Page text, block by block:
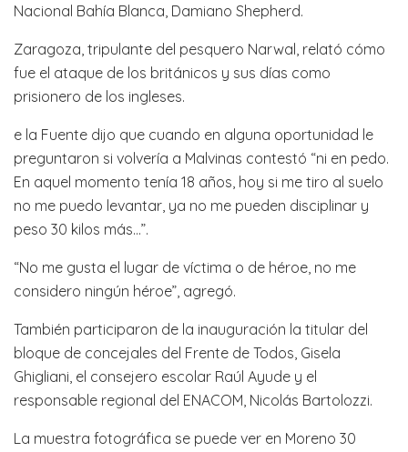
Nacional Bahía Blanca, Damiano Shepherd.
Zaragoza, tripulante del pesquero Narwal, relató cómo
fue el ataque de los británicos y sus días como
prisionero de los ingleses.
e la Fuente dijo que cuando en alguna oportunidad le
preguntaron si volvería a Malvinas contestó “ni en pedo.
En aquel momento tenía 18 años, hoy si me tiro al suelo
no me puedo levantar, ya no me pueden disciplinar y
peso 30 kilos más…”.
“No me gusta el lugar de víctima o de héroe, no me
considero ningún héroe”, agregó.
También participaron de la inauguración la titular del
bloque de concejales del Frente de Todos, Gisela
Ghigliani, el consejero escolar Raúl Ayude y el
responsable regional del ENACOM, Nicolás Bartolozzi.
La muestra fotográfica se puede ver en Moreno 30